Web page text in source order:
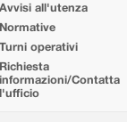
Avvisi all'utenza
Normative
Turni operativi
Richiesta
informazioni/Contatta
l'ufficio